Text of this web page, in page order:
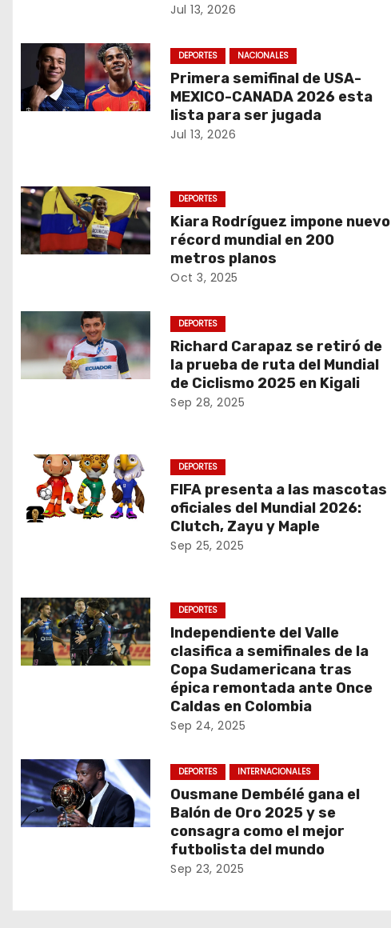
e
n
t
a
d
a
Jul 13, 2026
DEPORTES NACIONALES
Primera semifinal de USA-
MEXICO-CANADA 2026 esta
lista para ser jugada
Jul 13, 2026
DEPORTES
Kiara Rodríguez impone nuevo
récord mundial en 200
metros planos
Oct 3, 2025
DEPORTES
Richard Carapaz se retiró de
la prueba de ruta del Mundial
de Ciclismo 2025 en Kigali
Sep 28, 2025
DEPORTES
FIFA presenta a las mascotas
oficiales del Mundial 2026:
Clutch, Zayu y Maple
Sep 25, 2025
DEPORTES
Independiente del Valle
clasifica a semifinales de la
Copa Sudamericana tras
épica remontada ante Once
Caldas en Colombia
Sep 24, 2025
DEPORTES INTERNACIONALES
Ousmane Dembélé gana el
Balón de Oro 2025 y se
consagra como el mejor
futbolista del mundo
Sep 23, 2025